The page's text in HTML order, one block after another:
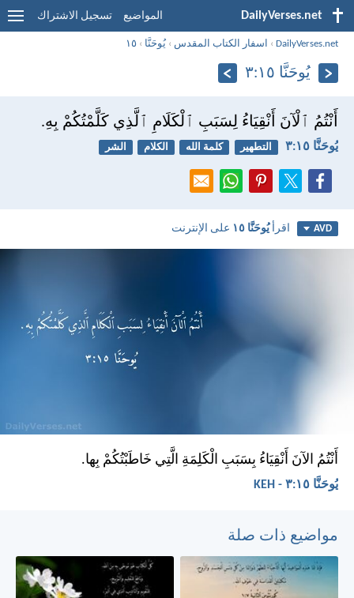
DailyVerses.net المواضيع تسجيل الاشتراك
DailyVerses.net
› اسفار الكتاب المقدس ›يُوحَنَّا › ١٥
يُوحَنَّا ١٥:‏٣
أَنْتُمُ ٱلْآنَ أَنْقِيَاءُ لِسَبَبِ ٱلْكَلَامِ ٱلَّذِي كَلَّمْتُكُمْ بِهِ.
يُوحَنَّا ١٥:‏٣ التطهير كلمة الله الكلام الشر
AVD اقرأيُوحَنَّا ١٥ على الإنترنت
أَنْتُمُ الآنَ أَنْقِيَاءُ بِسَبَبِ الْكَلِمَةِ الَّتِي خَاطَبْتُكُمْ بِها.
يُوحَنَّا ١٥:‏٣ - KEH
مواضيع ذات صلة